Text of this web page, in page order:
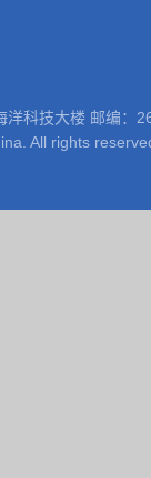
科技大楼 邮编
All rights